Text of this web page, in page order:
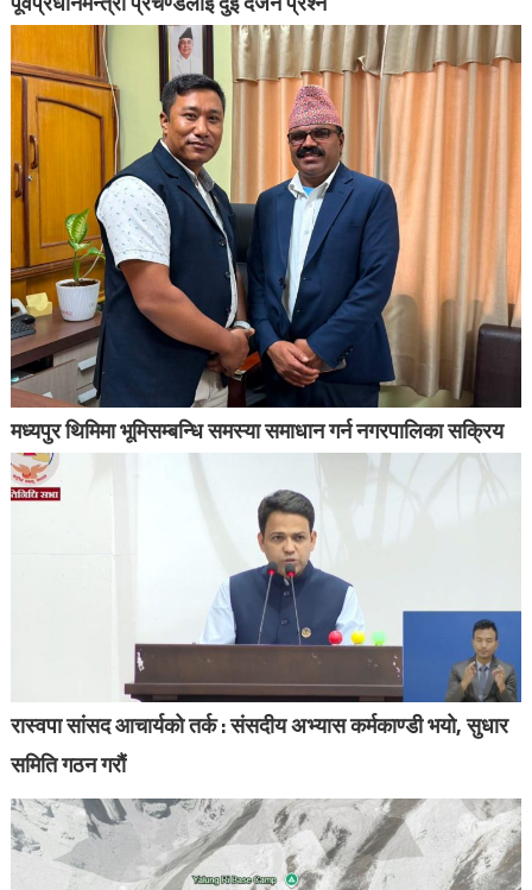
मध्यपुर थिमिमा भूमिसम्बन्धि समस्या समाधान गर्न नगरपालिका सक्रिय
रास्वपा सांसद आचार्यको तर्क : संसदीय अभ्यास कर्मकाण्डी भयो, सुधार
समिति गठन गरौं